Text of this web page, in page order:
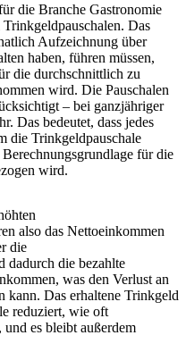
die Branche Gastronomie
Das
Aufzeichnung über
haben, führen müssen,
die durchschnittlich zu
wird. Die Pauschalen
– bei ganzjähriger
Das bedeutet, dass jedes
die Trinkgeldpauschale
für die
wird.
also das Nettoeinkommen
die
dadurch die bezahlte
was den Verlust an
kann. Das erhaltene Trinkgeld
reduziert, wie oft
es bleibt außerdem